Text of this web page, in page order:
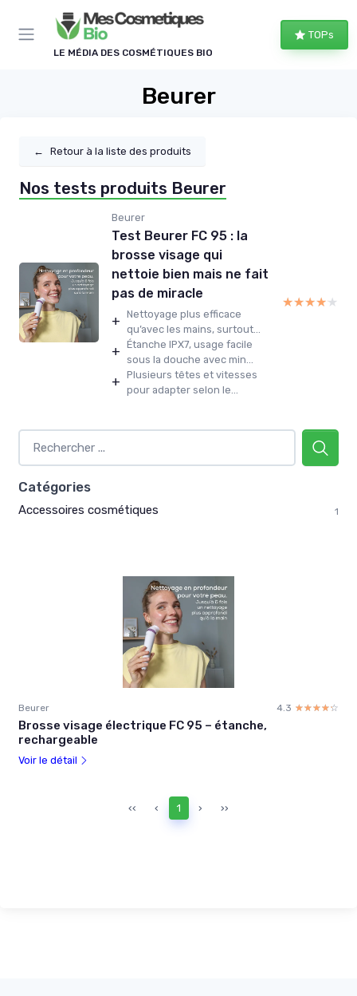
LE MÉDIA DES COSMÉTIQUES BIO
TOPs
Beurer
← Retour à la liste des produits
Nos tests produits Beurer
Beurer
Test Beurer FC 95 : la
brosse visage qui
nettoie bien mais ne fait
pas de miracle
+ Nettoyage plus efficace
qu’avec les mains, surtout...
+ Étanche IPX7, usage facile
sous la douche avec min...
+ Plusieurs têtes et vitesses
pour adapter selon le...
★★★★★
★★★★★
Catégories
Accessoires cosmétiques 1
Beurer 4.3 ☆☆☆☆☆
★★★★★
Brosse visage électrique FC 95 – étanche,
rechargeable
Voir le détail
‹‹ ‹ 1 › ››
Panneau de gestion des cookies